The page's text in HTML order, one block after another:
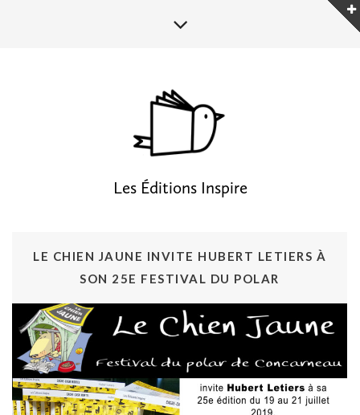
Les Éditions Inspire
LE CHIEN JAUNE INVITE HUBERT LETIERS À
SON 25E FESTIVAL DU POLAR